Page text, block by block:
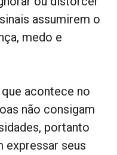
assumirem o
medo e
acontece no
não consigam
portanto
expressar seus